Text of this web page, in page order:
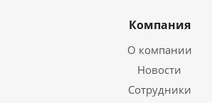
Компания
О компании
Новости
Сотрудники